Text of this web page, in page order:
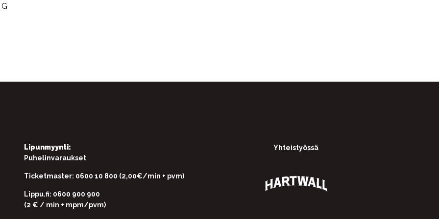
Lipunmyynti:
Puhelinvaraukset
Ticketmaster: 0600 10 800 (2,00€/min + pvm)
Lippu.fi: 0600 900 900
(2 € / min + mpm/pvm)
Yhteistyössä